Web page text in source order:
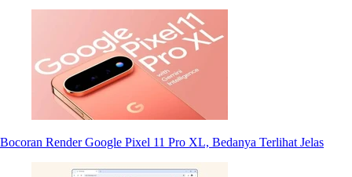
Bocoran Render Google Pixel 11 Pro XL, Bedanya Terlihat Jelas